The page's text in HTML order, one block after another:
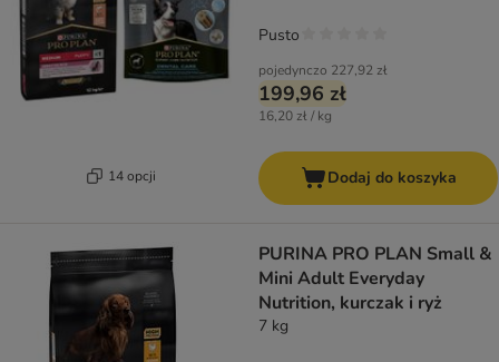
14 opcji
pojedynczo 227,92 zł
199,96 zł
16,20 zł / kg
Pusto
Dodaj do koszyka
PURINA PRO PLAN Small &
Mini Adult Everyday
Nutrition, kurczak i ryż
7 kg